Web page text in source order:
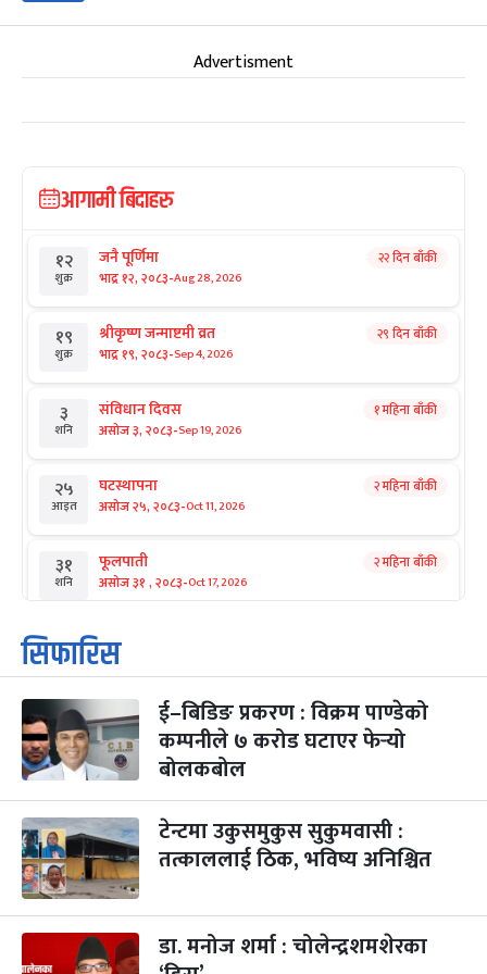
Advertisment
आगामी बिदाहरु
१२
शुक्र
जनै पूर्णिमा
भाद्र १२, २०८३-Aug 28, 2026
२२ दिन बाँकी
१९
शुक्र
श्रीकृष्ण जन्माष्टमी व्रत
भाद्र १९, २०८३-Sep 4, 2026
२९ दिन बाँकी
३
शनि
संविधान दिवस
असोज ३, २०८३-Sep 19, 2026
१ महिना बाँकी
२५
आइत
घटस्थापना
असोज २५, २०८३-Oct 11, 2026
२ महिना बाँकी
३१
शनि
फूलपाती
असोज ३१ , २०८३-Oct 17, 2026
२ महिना बाँकी
१
आइत
कार्तिक सङ्क्रान्ति
कार्तिक १, २०८३
३
मंगल
महानवमी
कार्तिक ३, २०८३-Oct 20, 2026
२ महिना बाँकी
४
५
बिहि
पापा‌ङ्कुशा एकादशी व्रत
कार्तिक ५, २०८३
२ महिना बाँकी
आइत
कुकुर तिहार
कार्तिक २२, २०८३-Nov 8, 2026
३ महिना बाँकी
सिफारिस
ई–बिडिङ प्रकरण : विक्रम पाण्डेको
कम्पनीले ७ करोड घटाएर फेर्‍यो
बोलकबोल
टेन्टमा उकुसमुकुस सुकुमवासी :
तत्काललाई ठिक, भविष्य अनिश्चित
डा. मनोज शर्मा : चोलेन्द्रशमशेरका